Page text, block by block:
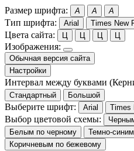
Размер шрифта: A A A
Тип шрифта: Arial Times New
Цвета сайта: Ц Ц Ц Ц
Изображения:
Обычная версия сайта
Настройки
Интервал между буквами
Стандартный
Большой
Выберите шрифт: Arial Times
Выбор цветовой схемы:
Белым по черному
Темно-
Коричневым по бежевому